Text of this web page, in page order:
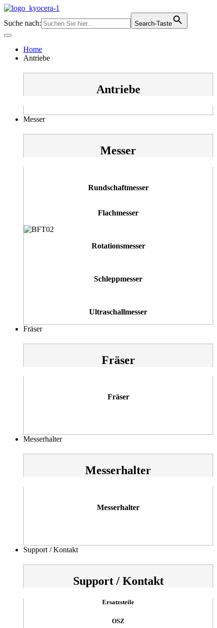
Zum
springen
Suche nach: Search-Taste
Home
Antriebe
Antriebe
Messer
Messer
Rundschaftmesser
Flachmesser
Rotationsmesser
Schleppmesser
Ultraschallmesser
Fräser
Fräser
Fräser
Messerhalter
Messerhalter
Messerhalter
Support / Kontakt
Support / Kontakt
Ersatzsteile
OSZ